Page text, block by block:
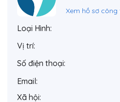
Xem hồ sơ công
Loại Hình:
Vị trí:
Số điện thoại:
Email:
Xã hội: